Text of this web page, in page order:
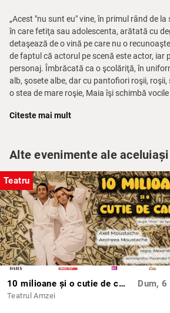
„Acest "nu sunt eu" vine, în primul rând de
în care fetiţa sau adolescenta, arătată cu
detaşează de o vină pe care nu o
de faptul că actorul pe scenă este actor, iar
personaj. Îmbrăcată ca o şcolăriţă, în
alb, şosete albe, dar cu pantofiori roşii,
o stea de mare roşie, Maia îşi schimbă
adolescenta. E cumva Maia pe care o ştim:
Cristina Smadea, Liternet – Emoție și trăire
Morgenstern
“Se vorbește cu dor și recunoștință despre
amândoi absolvenți de matematică, risipiți
istoriei, niciodată îngenuncheați.
adolescență se întrepătrund cu dramele
și de după 1944. Subiectele dureroase ale
deportările în Siberia, epurările staliniste,
umană străpung destinul personal,
Citeste mai mult
Alte evenimente ale
Teatru
10 milioane și o cutie de cafea
Teatrul Amzei
Dum,